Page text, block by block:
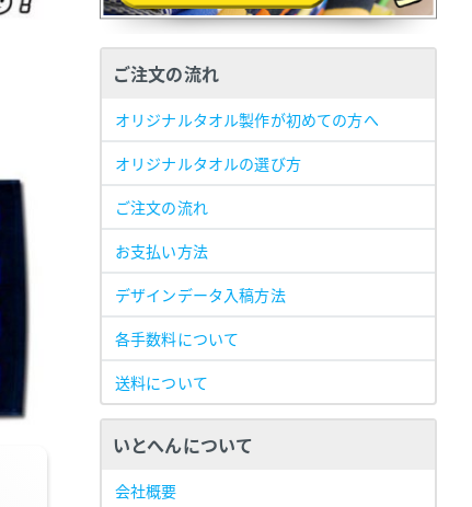
ご注文の流れ
オリジナルタオル製作が初めての方へ
オリジナルタオルの選び方
ご注文の流れ
お支払い方法
デザインデータ入稿方法
各手数料について
送料について
いとへんについて
会社概要